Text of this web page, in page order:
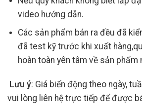
video hướng dẫn.
Các sản phẩm bán ra đều đã
đã test kỹ trước khi xuất
hoàn toàn yên tâm về sản phẩm
Lưu ý: Giá biến động theo ngày,
vui lòng liên hệ trực tiếp để được